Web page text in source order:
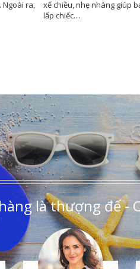
Ngoài ra,
xế chiều, nhẹ nhàng giúp
lấp chiếc…
là thượng đế -